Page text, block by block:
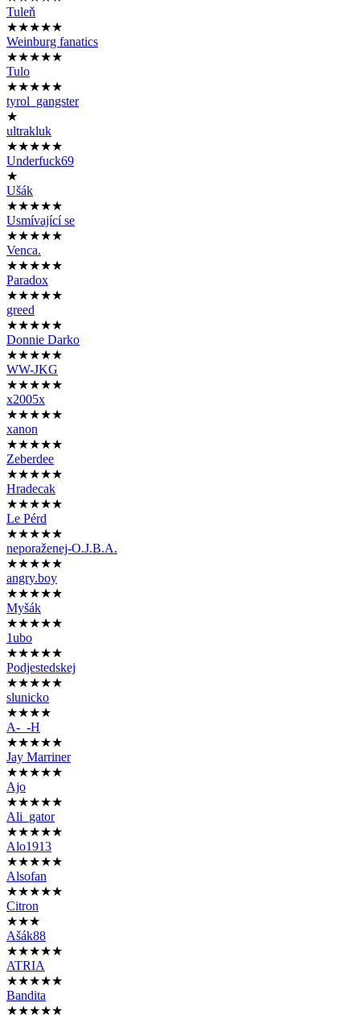
Tuleň
★★★★★
Weinburg fanatics
★★★★★
Tulo
★★★★★
tyrol_gangster
★
ultrakluk
★★★★★
Underfuck69
★
Ušák
★★★★★
Usmívající se
★★★★★
Venca.
★★★★★
Paradox
★★★★★
greed
★★★★★
Donnie Darko
★★★★★
WW-JKG
★★★★★
x2005x
★★★★★
xanon
★★★★★
Zeberdee
★★★★★
Hradecak
★★★★★
Le Pérd
★★★★★
neporaženej-O.J.B.A.
★★★★★
angry.boy
★★★★★
Myšák
★★★★★
1ubo
★★★★★
Podjestedskej
★★★★★
slunicko
★★★★
A-_-H
★★★★★
Jay Marriner
★★★★★
Ajo
★★★★★
Ali_gator
★★★★★
Alo1913
★★★★★
Alsofan
★★★★★
Citron
★★★
Ašák88
★★★★★
ATRIA
★★★★★
Bandita
★★★★★